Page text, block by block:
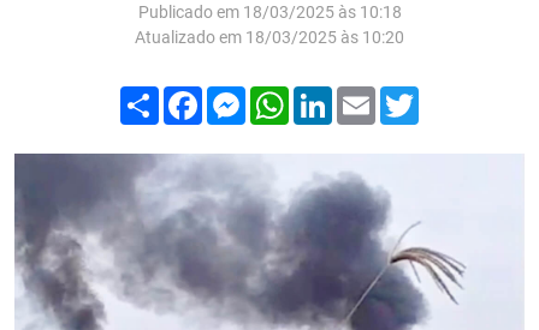
Publicado em 18/03/2025 às 10:18
Atualizado em 18/03/2025 às 10:20
Compartilhar
FacebookMessenger
WhatsApp
LinkedIn
Email